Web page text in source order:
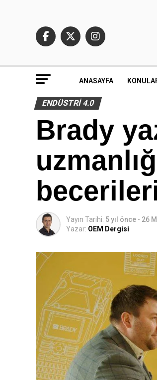
ANASAYFA
ENDÜSTRI 4.0
Brady
Yayın Tarihi: 5 yıl önce - 26
Yazar: OEM Dergisi